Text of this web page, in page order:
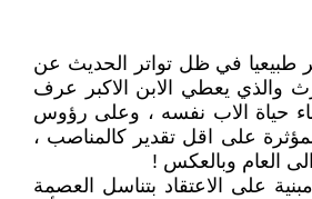
طبيعيا في ظل تواتر الحديث عن
والذي يعطي الابن الاكبر عرف
حياة الاب نفسه ، وعلى رؤوس
على اقل تقدير كالمناصب ،
العام وبالعكس !
على الاعتقاد بتناسل العصمة